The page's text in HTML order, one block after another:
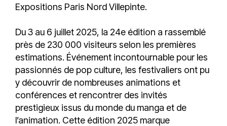
Expositions Paris Nord Villepinte.
Du 3 au 6 juillet 2025, la 24e édition a rassemblé
près de 230 000 visiteurs selon les premières
estimations. Événement incontournable pour les
passionnés de pop culture, les festivaliers ont pu
y découvrir de nombreuses animations et
conférences et rencontrer des invités
prestigieux issus du monde du manga et de
l’animation. Cette édition 2025 marque